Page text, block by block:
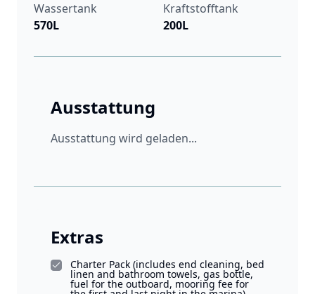
Wassertank
570L
Kraftstofftank
200L
Ausstattung
Ausstattung wird geladen...
Extras
Charter Pack (includes end cleaning, bed
linen and bathroom towels, gas bottle,
fuel for the outboard, mooring fee for